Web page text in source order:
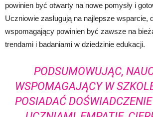
powinien być otwarty na nowe pomysły i
Uczniowie zasługują na najlepsze wsparcie,
wspomagający powinien być zawsze na
trendami i badaniami w dziedzinie edukacji.
PODSUMOWUJĄC,
WSPOMAGAJĄCY W
POSIADAĆ